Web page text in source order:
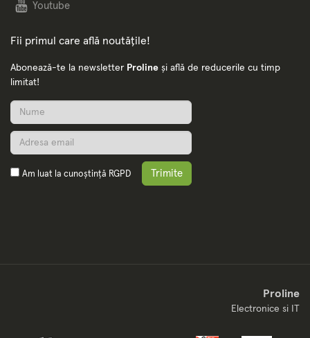
Youtube
Fii primul care află noutățile!
Abonează-te la newsletter Proline și află de reducerile cu timp
limitat!
Am luat la cunoștință RGPD Trimite
Proline
Electronice si IT